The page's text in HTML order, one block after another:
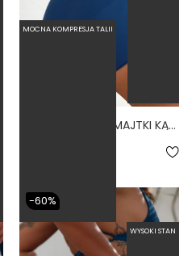
CUBRO NOCHE - MAJTKI KĄPIELOWE ZABUDOWANE NIEBIESKI
MOCNA KOMPRESJA TALII
WYSOKI STAN
-60%